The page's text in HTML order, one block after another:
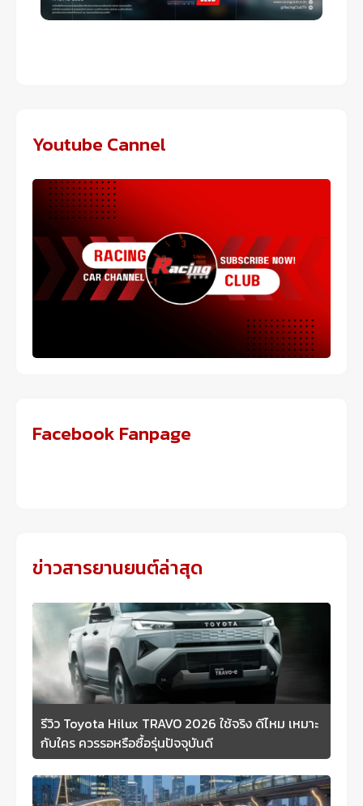
Youtube Cannel
Facebook Fanpage
ข่าวสารยานยนต์ล่าสุด
รีวิว Toyota Hilux TRAVO 2026 ใช้จริง ดีไหม เหมาะ
กับใคร ควรรอหรือซื้อรุ่นปัจจุบันดี